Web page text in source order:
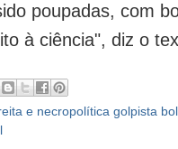
poupadas, com
à ciência", diz o
e necropolítica golpista